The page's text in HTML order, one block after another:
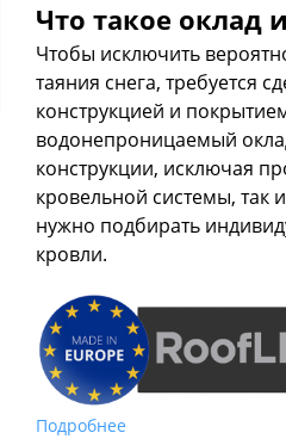
Что такое оклад
Чтобы исключить
таяния снега, требуется
конструкцией и
водонепроницаемый
конструкции, исключая
кровельной системы, так
нужно подбирать
кровли.
Подробнее